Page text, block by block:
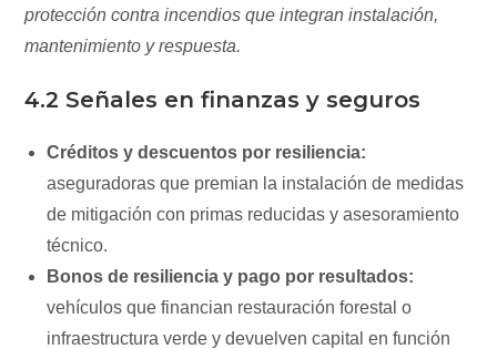
protección contra incendios que integran instalación,
mantenimiento y respuesta.
4.2 Señales en finanzas y seguros
Créditos y descuentos por resiliencia:
aseguradoras que premian la instalación de medidas
de mitigación con primas reducidas y asesoramiento
técnico.
Bonos de resiliencia y pago por resultados:
vehículos que financian restauración forestal o
infraestructura verde y devuelven capital en función